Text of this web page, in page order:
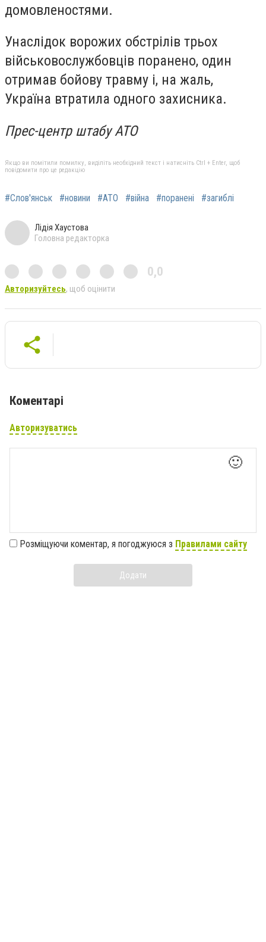
домовленостями.
Унаслідок ворожих обстрілів трьох
військовослужбовців поранено, один
отримав бойову травму і, на жаль,
Україна втратила одного захисника.
Прес-центр штабу АТО
Якщо ви помітили помилку, виділіть необхідний текст і натисніть Ctrl + Enter, щоб
повідомити про це редакцію
#Слов'янськ #новини #АТО #війна #поранені #загиблі
Лідія Хаустова
Головна редакторка
0,0
Авторизуйтесь, щоб оцінити
Коментарі
Авторизуватись
🙂
Розміщуючи коментар, я погоджуюся з Правилами сайту
Додати